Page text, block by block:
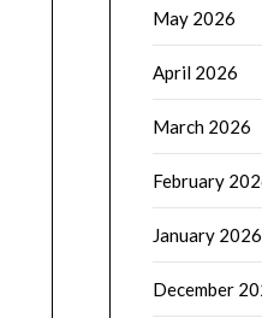
May 2026
April 2026
March 2026
February
January 2026
December